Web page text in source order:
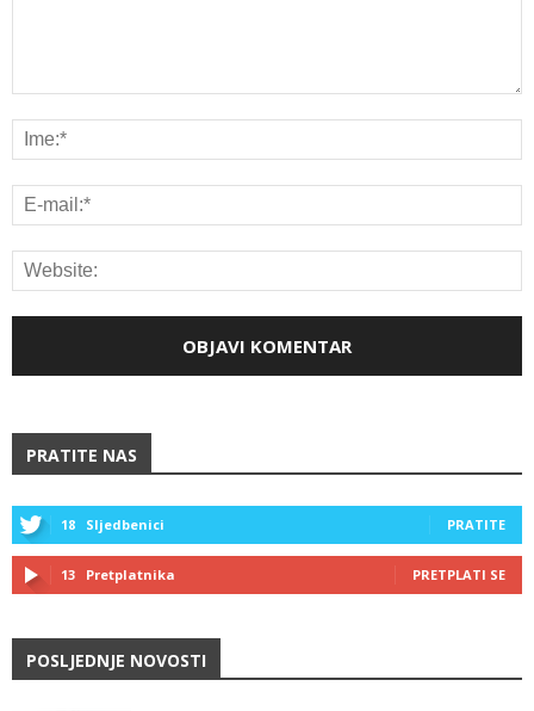
PRATITE NAS
18 Sljedbenici PRATITE
13 Pretplatnika PRETPLATI SE
POSLJEDNJE NOVOSTI